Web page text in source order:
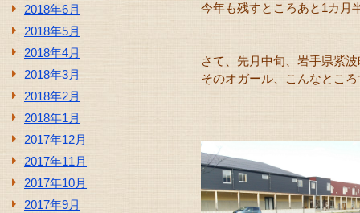
2018年6月
2018年5月
2018年4月
2018年3月
2018年2月
2018年1月
2017年12月
2017年11月
2017年10月
2017年9月
今年も残すところあと1カ月
さて、先月中旬、岩手県紫
そのオガール、こんなとこ